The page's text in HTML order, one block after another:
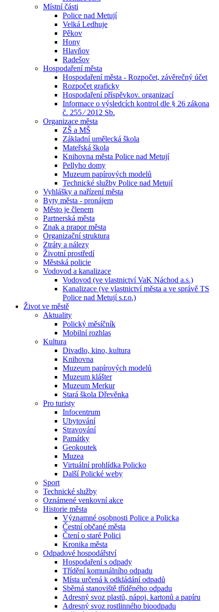
Místní části
Police nad Metují
Velká Ledhuje
Pěkov
Hony
Hlavňov
Radešov
Hospodaření města
Hospodaření města - Rozpočet, závěrečný účet
Rozpočet graficky
Hospodaření příspěvkov. organizací
Informace o výsledcích kontrol dle § 26 zákona
č. 255 ⁄ 2012 Sb.
Organizace města
ZŠ a MŠ
Základní umělecká škola
Mateřská škola
Knihovna města Police nad Metují
Pellyho domy
Muzeum papírových modelů
Technické služby Police nad Metují
Vyhlášky a nařízení města
Byty města - pronájem
Město je členem
Partnerská města
Znak a prapor města
Organizační struktura
Ztráty a nálezy
Životní prostředí
Městská policie
Vodovod a kanalizace
Vodovod (ve vlastnictví VaK Náchod a.s.)
Kanalizace (ve vlastnictví města a ve správě TS
Police nad Metují s.r.o.)
Život ve městě
Aktuality
Polický měsíčník
Mobilní rozhlas
Kultura
Divadlo, kino, kultura
Knihovna
Muzeum papírových modelů
Muzeum klášter
Muzeum Merkur
Stará škola Dřevěnka
Pro turisty
Infocentrum
Ubytování
Stravování
Památky
Geokoutek
Muzea
Virtuální prohlídka Policko
Další Polické weby
Sport
Technické služby
Oznámené venkovní akce
Historie města
Významné osobnosti Police a Policka
Čestní občané města
Čtení o staré Polici
Kronika města
Odpadové hospodářství
Hospodaření s odpady
Třídění komunálního odpadu
Místa určená k odkládání odpadů
Sběrná stanoviště tříděného odpadu
Adresný svoz plastů, nápoj. kartonů a papíru
Adresný svoz rostlinného bioodpadu